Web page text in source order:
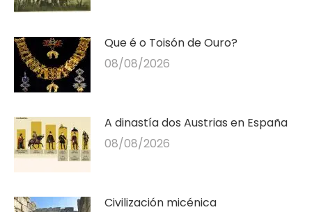
Que é o Toisón de Ouro?
08/08/2026
A dinastía dos Austrias en España
08/08/2026
Civilización micénica